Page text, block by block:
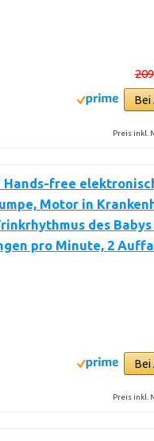
Bei
Preis inkl.
Hands-free
Motor in
des Babys
pro Minute, 2
Bei
Preis inkl.